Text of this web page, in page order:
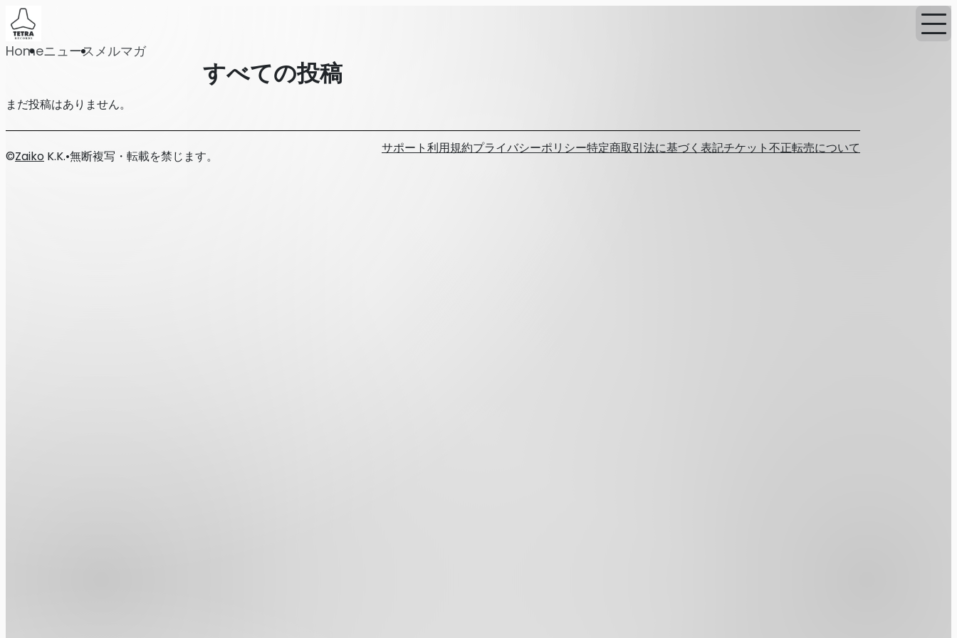
Homeニュースメルマガ
すべての投稿
まだ投稿はありません。
サポート利用規約プライバシーポリシー特定商取引法に基づく表記チケット不正転売について
©Zaiko K.K.•無断複写・転載を禁じます。